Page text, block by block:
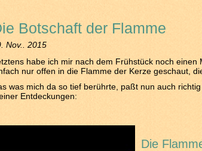
Botschaft der Flamme
Nov.. 2015
habe ich mir nach dem Frühstück noch einen
nur offen in die Flamme der Kerze geschaut,
was mich da so tief berührte, paßt nun auch
Entdeckungen:
Die